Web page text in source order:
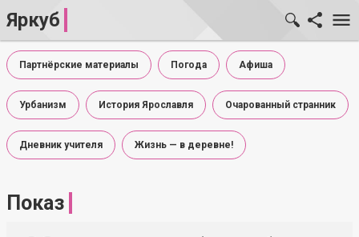
Яркуб
Партнёрские материалы Погода Афиша
Урбанизм История Ярославля Очарованный странник
Дневник учителя Жизнь — в деревне!
Показ